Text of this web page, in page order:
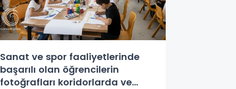
Sanat ve spor faaliyetlerinde
başarılı olan öğrencilerin
fotoğrafları koridorlarda ve